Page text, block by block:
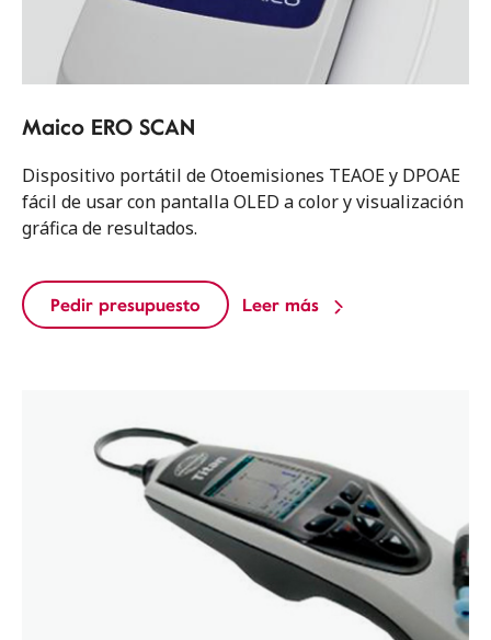
Maico ERO SCAN
Dispositivo portátil de Otoemisiones TEAOE y DPOAE
fácil de usar con pantalla OLED a color y visualización
gráfica de resultados.
Pedir presupuesto Leer más